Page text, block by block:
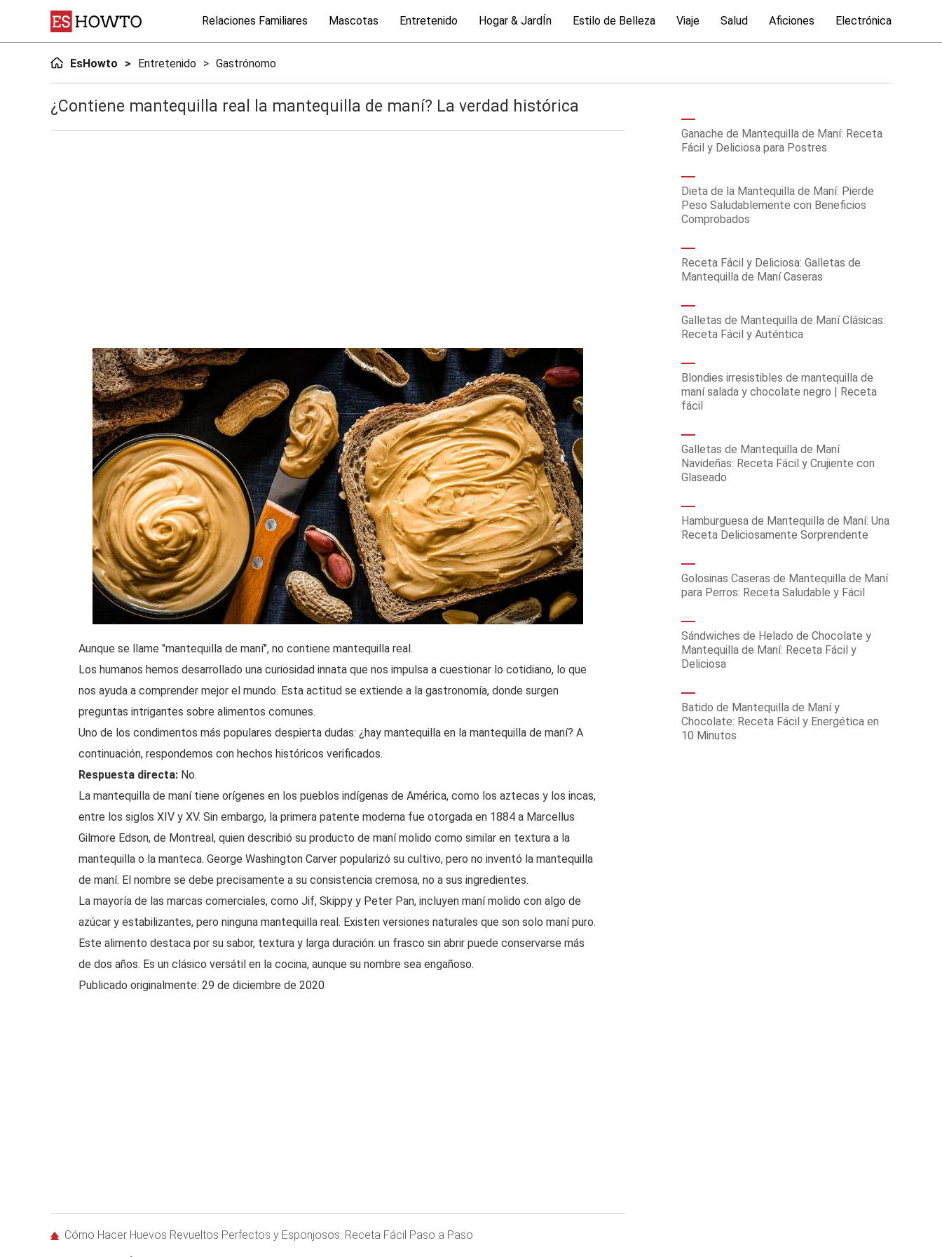
Relaciones Familiares Mascotas Entretenido Hogar & JardÍn Estilo de Belleza Viaje Salud Aficiones Electrónica
EsHowto Entretenido Gastrónomo
¿Contiene mantequilla real la mantequilla de maní? La verdad histórica
Aunque se llame "mantequilla de maní", no contiene mantequilla real.
Los humanos hemos desarrollado una curiosidad innata que nos impulsa a cuestionar lo cotidiano, lo que
nos ayuda a comprender mejor el mundo. Esta actitud se extiende a la gastronomía, donde surgen
preguntas intrigantes sobre alimentos comunes.
Uno de los condimentos más populares despierta dudas: ¿hay mantequilla en la mantequilla de maní? A
continuación, respondemos con hechos históricos verificados.
Respuesta directa: No.
La mantequilla de maní tiene orígenes en los pueblos indígenas de América, como los aztecas y los incas,
entre los siglos XIV y XV. Sin embargo, la primera patente moderna fue otorgada en 1884 a Marcellus
Gilmore Edson, de Montreal, quien describió su producto de maní molido como similar en textura a la
mantequilla o la manteca. George Washington Carver popularizó su cultivo, pero no inventó la mantequilla
de maní. El nombre se debe precisamente a su consistencia cremosa, no a sus ingredientes.
La mayoría de las marcas comerciales, como Jif, Skippy y Peter Pan, incluyen maní molido con algo de
azúcar y estabilizantes, pero ninguna mantequilla real. Existen versiones naturales que son solo maní puro.
Este alimento destaca por su sabor, textura y larga duración: un frasco sin abrir puede conservarse más
de dos años. Es un clásico versátil en la cocina, aunque su nombre sea engañoso.
Publicado originalmente: 29 de diciembre de 2020
Cómo Hacer Huevos Revueltos Perfectos y Esponjosos: Receta Fácil Paso a Paso
Ganache de Mantequilla de Maní: Receta
Fácil y Deliciosa para Postres
Dieta de la Mantequilla de Maní: Pierde
Peso Saludablemente con Beneficios
Comprobados
Receta Fácil y Deliciosa: Galletas de
Mantequilla de Maní Caseras
Galletas de Mantequilla de Maní Clásicas:
Receta Fácil y Auténtica
Blondies irresistibles de mantequilla de
maní salada y chocolate negro | Receta
fácil
Galletas de Mantequilla de Maní
Navideñas: Receta Fácil y Crujiente con
Glaseado
Hamburguesa de Mantequilla de Maní: Una
Receta Deliciosamente Sorprendente
Golosinas Caseras de Mantequilla de Maní
para Perros: Receta Saludable y Fácil
Sándwiches de Helado de Chocolate y
Mantequilla de Maní: Receta Fácil y
Deliciosa
Batido de Mantequilla de Maní y
Chocolate: Receta Fácil y Energética en
10 Minutos